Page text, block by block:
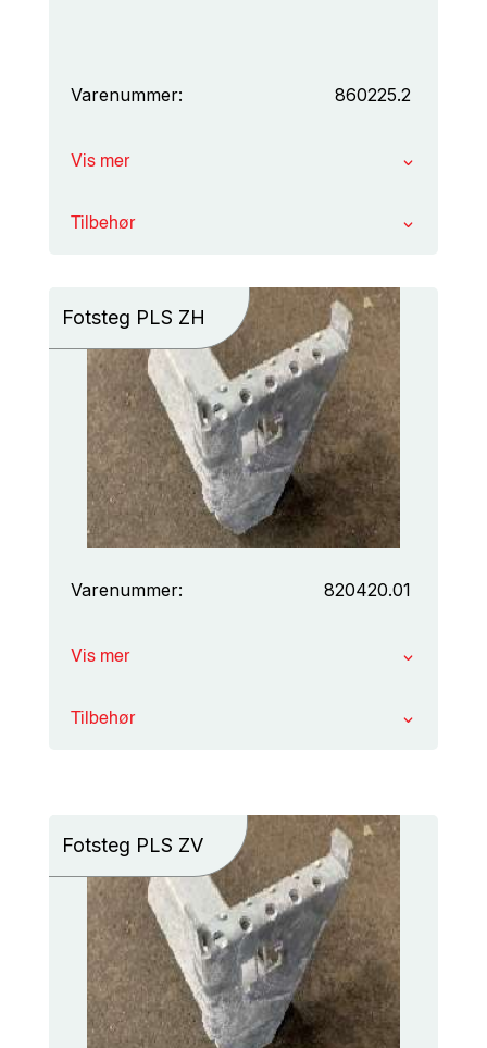
Varenummer: 860225.2
Vis mer
Tilbehør
Fotsteg PLS ZH
Varenummer: 820420.01
Vis mer
Tilbehør
Fotsteg PLS ZV